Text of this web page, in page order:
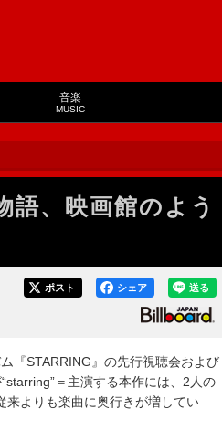
音楽
MUSIC
、映画館のよう
送る
シェア
ポスト
『STARRING』の先行視聴会および
＝主演する本作には、2人の
来よりも楽曲に奥行きが増してい